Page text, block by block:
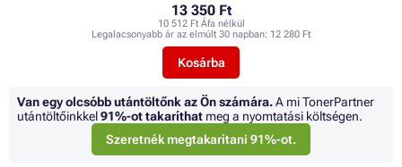
13 350 Ft
10 512 Ft Áfa nélkül
Legalacsonyabb ár az elmúlt 30 napban: 12 280 Ft
Kosárba
Van egy olcsóbb utántöltőnk az Ön számára.A mi TonerPartner
utántöltőinkkel91%-ot takaríthat meg a nyomtatási költségen.
Szeretnék megtakarítani 91%-ot.